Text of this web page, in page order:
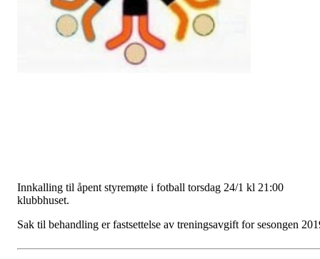
Innkalling til åpent styremøte i fotball torsdag 24/1 kl 21:00
klubbhuset.
Sak til behandling er fastsettelse av treningsavgift for sesongen